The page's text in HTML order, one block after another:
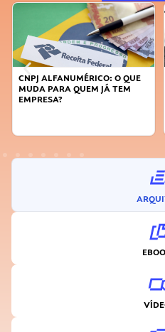
QUE
DICAS PARA OBTER